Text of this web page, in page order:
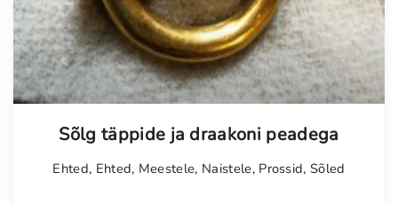
Sõlg täppide ja draakoni peadega
Ehted, Ehted, Meestele, Naistele, Prossid,Sõled